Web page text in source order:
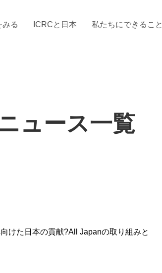
みる ICRCと日本 私たちにできること
ュース一覧
けた日本の貢献?All Japanの取り組みと